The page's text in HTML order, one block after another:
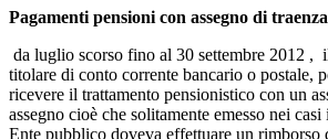
Pagamenti pensioni con assegno di traenza
da luglio scorso fino al 30 settembre 2012 ,
titolare di conto corrente bancario o postale,
ricevere il trattamento pensionistico con un
assegno cioè che solitamente emesso nei
Ente pubblico doveva effettuare un rimborso